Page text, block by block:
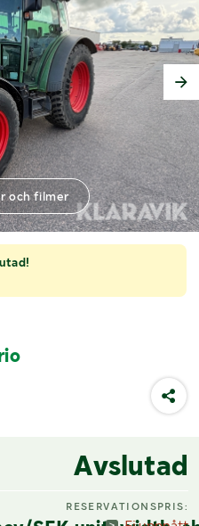
och filmer
Avslutad
RESERVATIONSPRIS: